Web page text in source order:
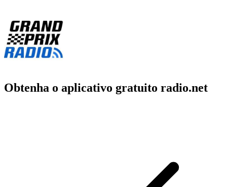
Obtenha o aplicativo gratuito radio.net